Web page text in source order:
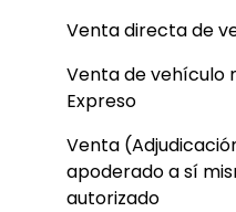
Venta directa de
Venta de vehículo
Expreso
Venta
apoderado a sí
autorizado